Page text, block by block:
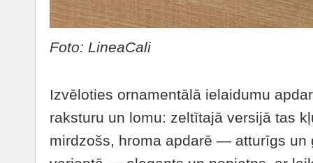
Foto: LineaCali
Izvēloties ornamentālā ielaidumu
raksturu un lomu: zeltītajā versijā tas
mirdzošs, hroma apdarē — atturīgs un